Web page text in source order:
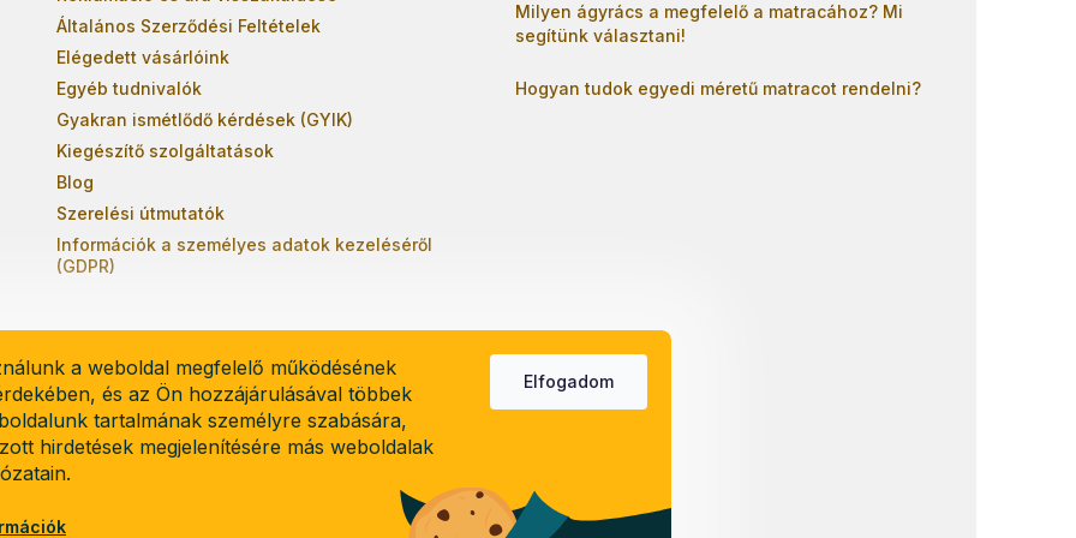
a weboldal megfelelő működésének
és az Ön hozzájárulásával többek
tartalmának személyre szabására,
hirdetések megjelenítésére más weboldalak
Elfogadom
Általános Szerződési Feltételek
Elégedett vásárlóink
Egyéb tudnivalók
Gyakran ismétlődő kérdések (GYIK)
Kiegészítő szolgáltatások
Blog
Szerelési útmutatók
Információk a személyes adatok kezeléséről
(GDPR)
Milyen ágyrács a megfelelő a matracához? Mi
segítünk választani!
Hogyan tudok egyedi méretű matracot rendelni?